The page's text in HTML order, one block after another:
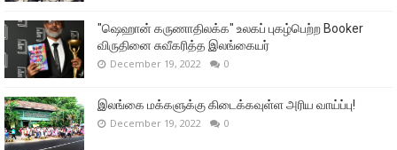
"ஷெஹான் கருணாதிலக்க" உலகப் புகழ்பெற்ற Booker
விருதினை சுவீகரித்த இலங்கையர்
December 19, 2022 0
இலங்கை மக்களுக்கு கிடைக்கவுள்ள அரிய வாய்ப்பு!
December 19, 2022 0